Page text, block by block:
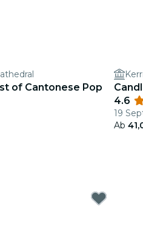
of Cantonese Pop
4.6
19
Ab